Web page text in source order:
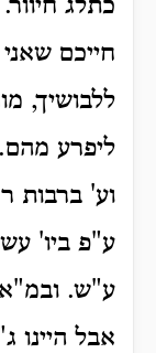
כתלג
חייכם
ללבושיך,
ליפרע מהם.
וע' ברבות
ע"פ ביו'
ע"ש.
אבל היינו